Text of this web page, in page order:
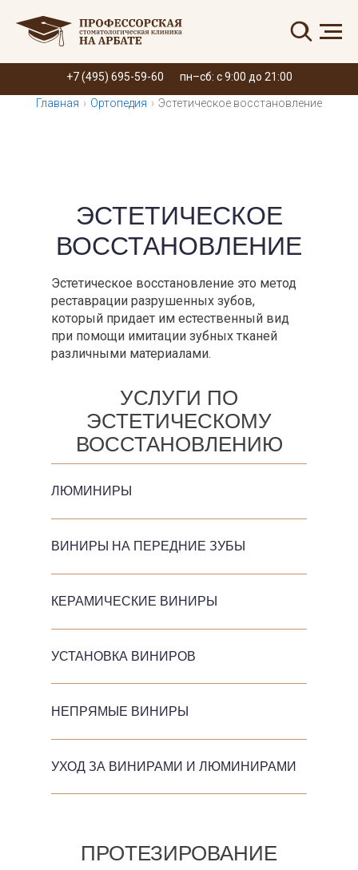
Запись онлайн
+7 (495) 695-59-60 пн–сб: с 9:00 до 21:00
Главная › Ортопедия › Эстетическое восстановление
ЭСТЕТИЧЕСКОЕ
ВОССТАНОВЛЕНИЕ
Эстетическое восстановление это метод
реставрации разрушенных зубов,
который придает им естественный вид
при помощи имитации зубных тканей
различными материалами.
УСЛУГИ ПО
ЭСТЕТИЧЕСКОМУ
ВОССТАНОВЛЕНИЮ
ЛЮМИНИРЫ
ВИНИРЫ НА ПЕРЕДНИЕ ЗУБЫ
КЕРАМИЧЕСКИЕ ВИНИРЫ
УСТАНОВКА ВИНИРОВ
НЕПРЯМЫЕ ВИНИРЫ
УХОД ЗА ВИНИРАМИ И ЛЮМИНИРАМИ
ПРОТЕЗИРОВАНИЕ